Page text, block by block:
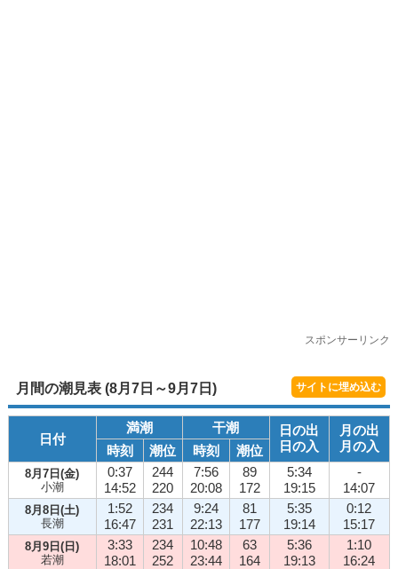
スポンサーリンク
月間の潮見表 (8月7日～9月7日) サイトに埋め込む
日付
満潮 干潮
日の出
日の入
月の出
月の入
時刻 潮位 時刻 潮位
8月7日(金)
小潮
0:37
14:52
244
220
7:56
20:08
89
172
5:34
19:15
-
14:07
8月8日(土)
長潮
1:52
16:47
234
231
9:24
22:13
81
177
5:35
19:14
0:12
15:17
8月9日(日)
若潮
3:33
18:01
234
252
10:48
23:44
63
164
5:36
19:13
1:10
16:24